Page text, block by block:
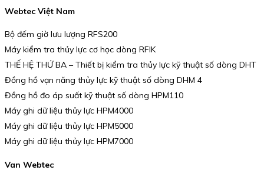
Webtec Việt Nam
Bộ đếm giờ lưu lượng RFS200
Máy kiểm tra thủy lực cơ học dòng RFIK
THẾ HỆ THỨ BA – Thiết bị kiểm tra thủy lực kỹ thuật số dòng DHT
Đồng hồ vạn năng thủy lực kỹ thuật số dòng DHM 4
Đồng hồ đo áp suất kỹ thuật số dòng HPM110
Máy ghi dữ liệu thủy lực HPM4000
Máy ghi dữ liệu thủy lực HPM5000
Máy ghi dữ liệu thủy lực HPM7000
Van Webtec